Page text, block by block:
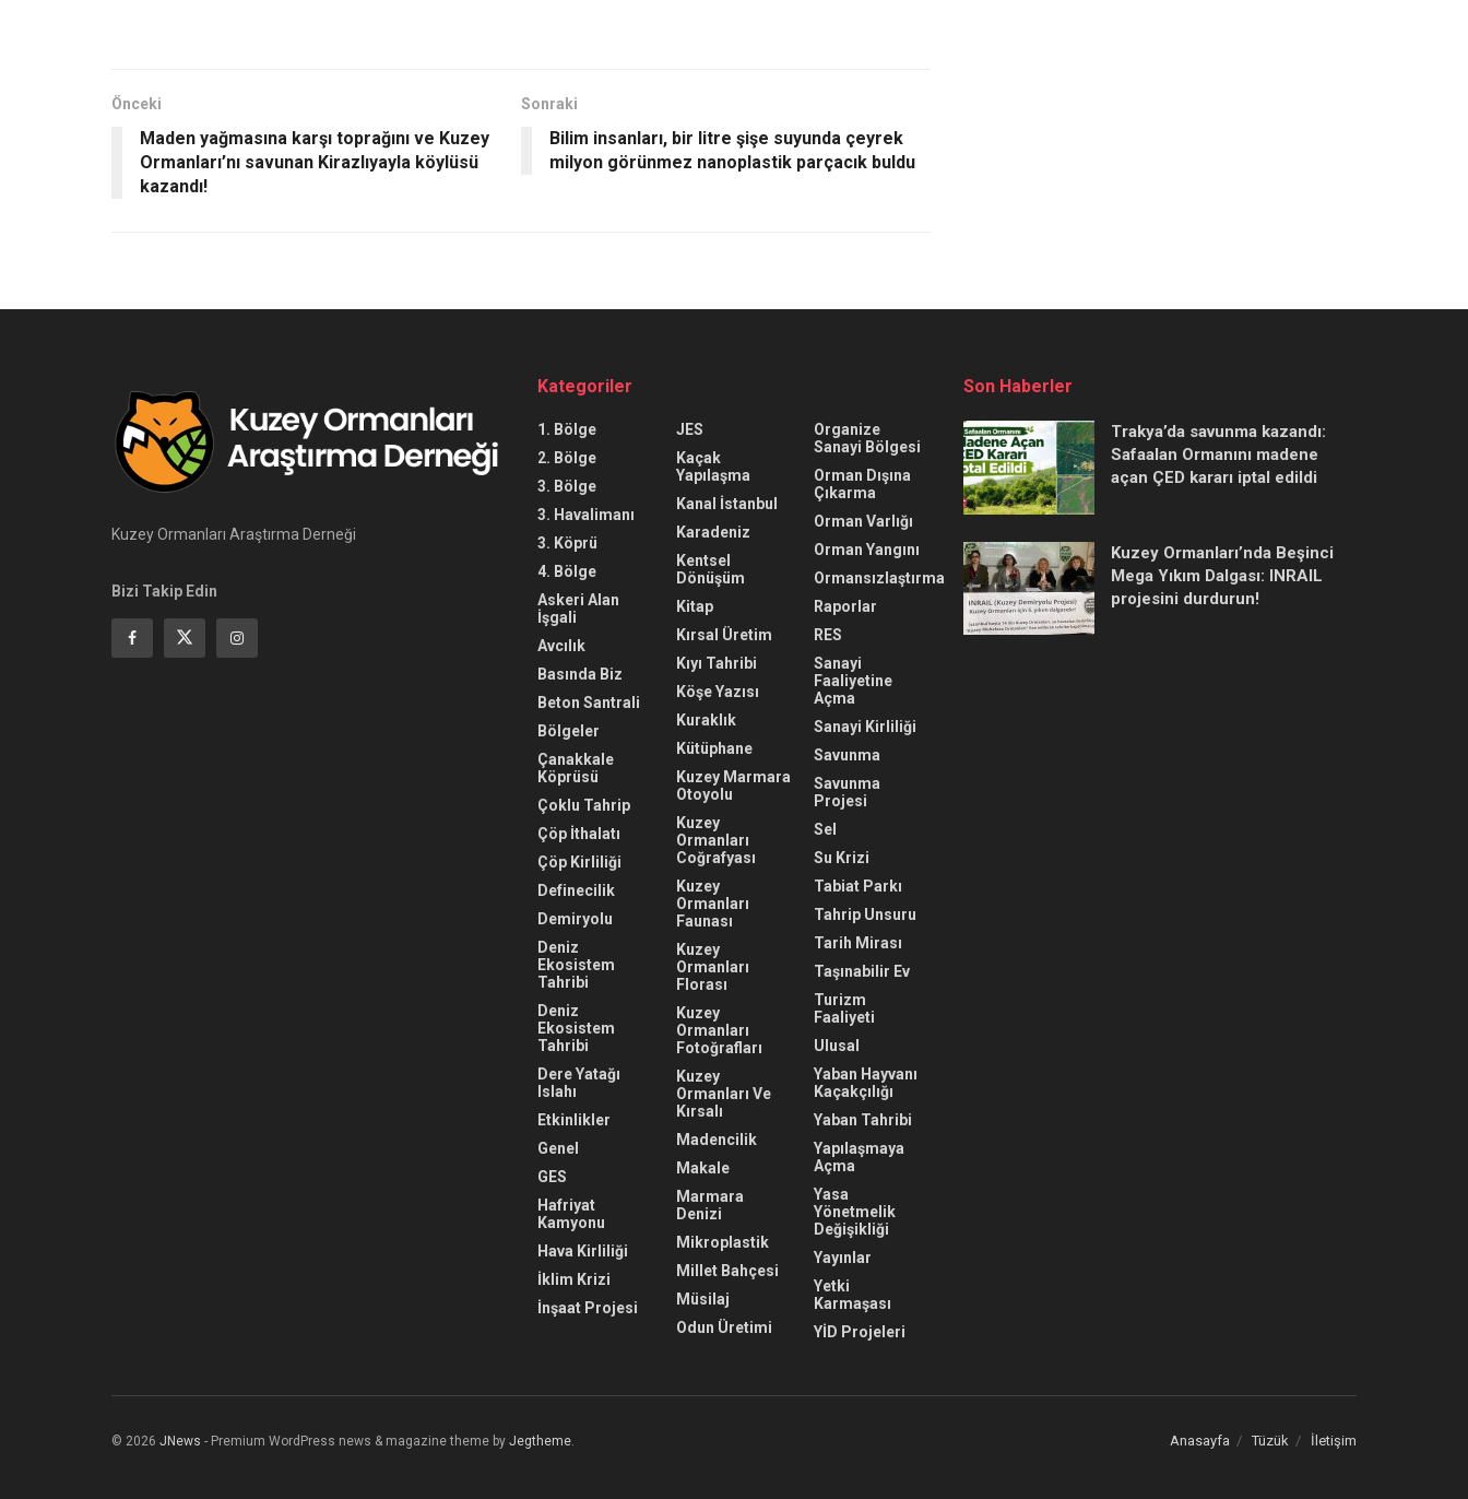
Önceki
Maden yağmasına karşı toprağını ve Kuzey
Ormanları’nı savunan Kirazlıyayla köylüsü
kazandı!
Sonraki
Bilim insanları, bir litre şişe suyunda çeyrek
milyon görünmez nanoplastik parçacık buldu
Kuzey Ormanları Araştırma Derneği
Bizi Takip Edin
Kategoriler
1. Bölge
2. Bölge
3. Bölge
3. Havalimanı
3. Köprü
4. Bölge
Askeri Alan
İşgali
Avcılık
Basında Biz
Beton Santrali
Bölgeler
Çanakkale
Köprüsü
Çoklu Tahrip
Çöp İthalatı
Çöp Kirliliği
Definecilik
Demiryolu
Deniz
Ekosistem
Tahribi
Deniz
Ekosistem
Tahribi
Dere Yatağı
Islahı
Etkinlikler
Genel
GES
Hafriyat
Kamyonu
Hava Kirliliği
İklim Krizi
İnşaat Projesi
JES
Kaçak
Yapılaşma
Kanal İstanbul
Karadeniz
Kentsel
Dönüşüm
Kitap
Kırsal Üretim
Kıyı Tahribi
Köşe Yazısı
Kuraklık
Kütüphane
Kuzey Marmara
Otoyolu
Kuzey
Ormanları
Coğrafyası
Kuzey
Ormanları
Faunası
Kuzey
Ormanları
Florası
Kuzey
Ormanları
Fotoğrafları
Kuzey
Ormanları Ve
Kırsalı
Madencilik
Makale
Marmara
Denizi
Mikroplastik
Millet Bahçesi
Müsilaj
Odun Üretimi
Organize
Sanayi Bölgesi
Orman Dışına
Çıkarma
Orman Varlığı
Orman Yangını
Ormansızlaştırma
Raporlar
RES
Sanayi
Faaliyetine
Açma
Sanayi Kirliliği
Savunma
Savunma
Projesi
Sel
Su Krizi
Tabiat Parkı
Tahrip Unsuru
Tarih Mirası
Taşınabilir Ev
Turizm
Faaliyeti
Ulusal
Yaban Hayvanı
Kaçakçılığı
Yaban Tahribi
Yapılaşmaya
Açma
Yasa
Yönetmelik
Değişikliği
Yayınlar
Yetki
Karmaşası
YİD Projeleri
Son Haberler
Trakya’da savunma kazandı:
Safaalan Ormanını madene
açan ÇED kararı iptal edildi
Kuzey Ormanları’nda Beşinci
Mega Yıkım Dalgası: INRAIL
projesini durdurun!
Anasayfa Tüzük İletişim
© 2026 JNews - Premium WordPress news & magazine theme by Jegtheme